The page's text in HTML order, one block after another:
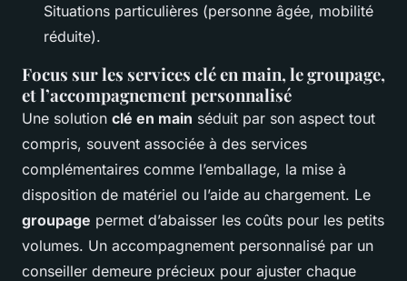
Situations particulières (personne âgée, mobilité
réduite).
Focus sur les services clé en main, le groupage,
et l’accompagnement personnalisé
Une solution clé en main séduit par son aspect tout
compris, souvent associée à des services
complémentaires comme l’emballage, la mise à
disposition de matériel ou l’aide au chargement. Le
groupage permet d’abaisser les coûts pour les petits
volumes. Un accompagnement personnalisé par un
conseiller demeure précieux pour ajuster chaque